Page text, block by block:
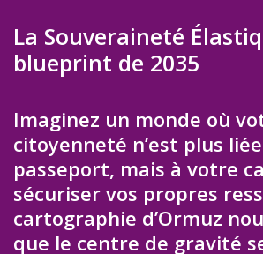
La Souveraineté
blueprint de 2035
Imaginez un monde où
citoyenneté n’est plus
passeport, mais à votre
sécuriser vos propres
cartographie d’Ormuz
que le centre de gravité